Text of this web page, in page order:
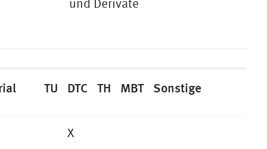
und Derivate
TU DTC TH MBT Sonstige
X